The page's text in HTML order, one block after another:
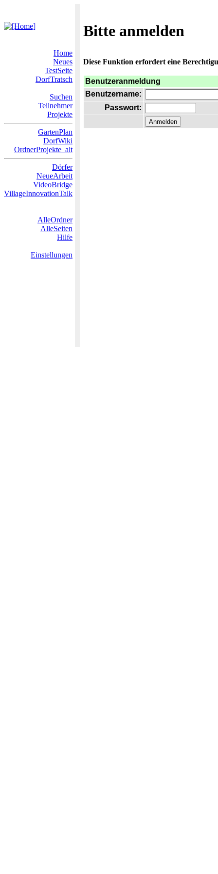
Bitte anmelden
Home
Neues
TestSeite
DorfTratsch
Suchen
Teilnehmer
Projekte
GartenPlan
DorfWiki
OrdnerProjekte_alt
Dörfer
NeueArbeit
VideoBridge
VillageInnovationTalk
AlleOrdner
AlleSeiten
Hilfe
Einstellungen
Diese Funktion erfordert eine
Benutzeranmeldung
Benutzername:
Passwort: